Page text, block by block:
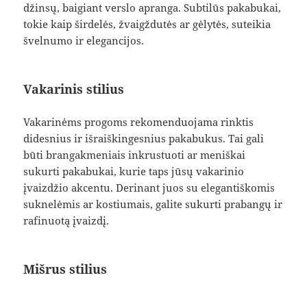
džinsų, baigiant verslo apranga. Subtilūs pakabukai,
tokie kaip širdelės, žvaigždutės ar gėlytės, suteikia
švelnumo ir elegancijos.
Vakarinis stilius
Vakarinėms progoms rekomenduojama rinktis
didesnius ir išraiškingesnius pakabukus. Tai gali
būti brangakmeniais inkrustuoti ar meniškai
sukurti pakabukai, kurie taps jūsų vakarinio
įvaizdžio akcentu. Derinant juos su elegantiškomis
suknelėmis ar kostiumais, galite sukurti prabangų ir
rafinuotą įvaizdį.
Mišrus stilius